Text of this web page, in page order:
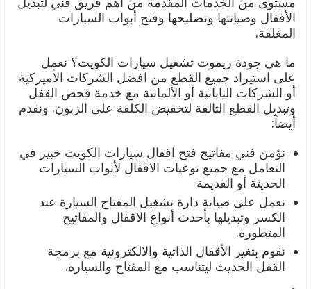
الأقفال وصيانتها وتصليحها وفتح أبواب السيارات
المغلقة.
ما هي جودة ريموت تشغيل سيارات الكويت؟ نعمل
على استيراد جميع القطع من افضل الشركات الأميركية
أو الشركات اليابانية أو الألمانية مع خدمة فحص القفل
وتبديل القطع التالفة لتخفيض الكلفة على الزبون. ونقدم
أيضاً:
نؤمن فني مفاتيح فتح اقفال سيارات الكويت خبير في
التعامل مع جميع نوعيات الاقفال لأبواب السيارات
الحديثة أو القديمة
نعمل على صيانة دارة تشغيل المفتاح السيارة عند
الكسر وتبديلها بأحدث أنواع الاقفال والمفاتيح
المتطورة.
نقوم بتغير الأقفال الذاتية والالكترونية مع برمجة
القفل الحديث ليتناسب مع المفتاح والسيارة.